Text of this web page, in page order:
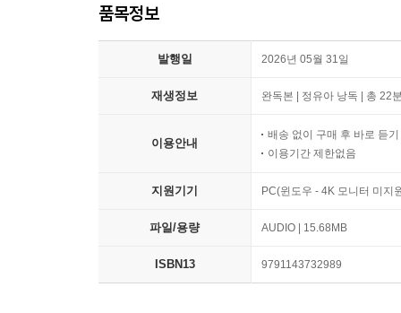
품목정보
발행일 2026년 05월 31일
재생정보 완독본 | 정유아 낭독 | 총 22
이용안내
배송 없이 구매 후 바로 듣기
이용기간 제한없음
지원기기 PC(윈도우 - 4K 모니터 미지
파일/용량 AUDIO | 15.68MB
ISBN13 9791143732989